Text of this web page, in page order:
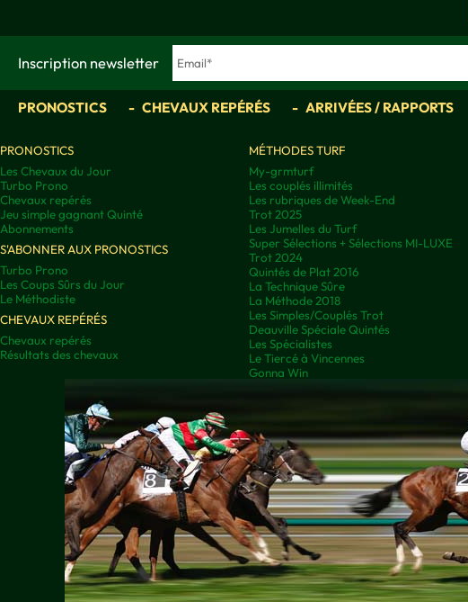
Inscription newsletter
PRONOSTICS CHEVAUX REPÉRÉS ARRIVÉES / RAPPORTS
PRONOSTICS
Les Chevaux du Jour
Turbo Prono
Chevaux repérés
Jeu simple gagnant Quinté
Abonnements
S'ABONNER AUX PRONOSTICS
Turbo Prono
Les Coups Sûrs du Jour
Le Méthodiste
CHEVAUX REPÉRÉS
Chevaux repérés
Résultats des chevaux
MÉTHODES TURF
My-grmturf
Les couplés illimités
Les rubriques de Week-End
Trot 2025
Les Jumelles du Turf
Super Sélections + Sélections MI-LUXE
Trot 2024
Quintés de Plat 2016
La Technique Sûre
La Méthode 2018
Les Simples/Couplés Trot
Deauville Spéciale Quintés
Les Spécialistes
Le Tiercé à Vincennes
Gonna Win